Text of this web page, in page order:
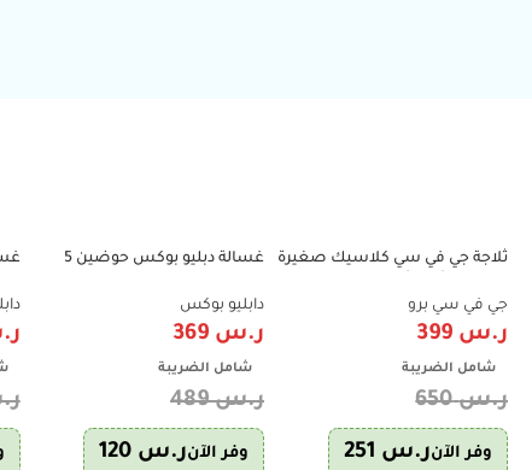
-39%
ثلاجة جي في سي كلاسيك صغيرة
موديل GVRG-77 Red
جي في سي برو
ر.س
شامل الضريبة
ر.س650
وفر الآنر.س
-25%
غسالة دبليو بوكس حوضين 5
دابليو بوكس
ر.س
شامل الضريبة
ر.س489
وفر الآنر.س